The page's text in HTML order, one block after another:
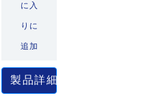
に入
りに
追加
製品詳細